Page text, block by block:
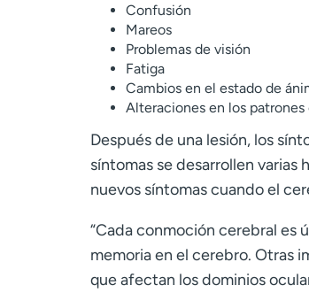
Confusión
Mareos
Problemas de visión
Fatiga
Cambios en el estado de
Alteraciones en los patrones
Después de una lesión, los
síntomas se desarrollen varias
nuevos síntomas cuando el
“Cada conmoción cerebral es
memoria en el cerebro. Otras
que afectan los dominios